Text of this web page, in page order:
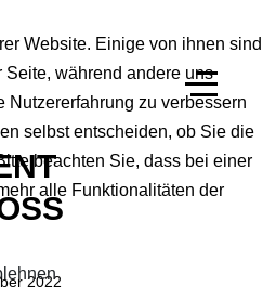
2022
Website. Einige von ihnen sind
während andere uns
Nutzererfahrung zu verbessern
selbst entscheiden, ob Sie die
beachten Sie, dass bei einer
alle Funktionalitäten der